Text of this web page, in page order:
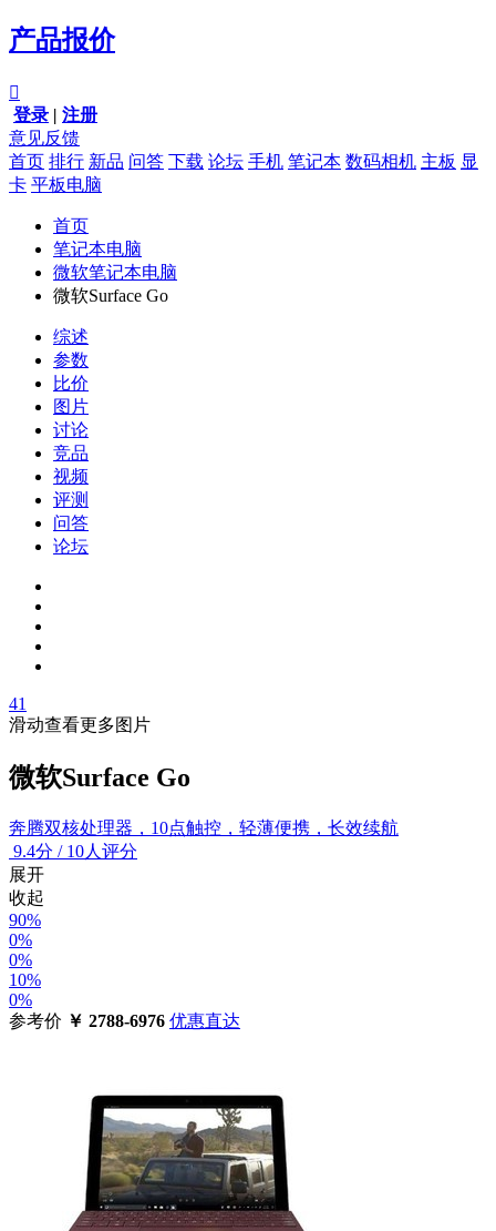
产品报价

登录 | 注册
意见反馈
首页 排行 新品 问答 下载 论坛 手机 笔记本 数码相机 主板 显
卡 平板电脑
首页
笔记本电脑
微软笔记本电脑
微软Surface Go
综述
参数
比价
图片
讨论
竞品
视频
评测
问答
论坛
41
滑动查看更多图片
微软Surface Go
奔腾双核处理器，10点触控，轻薄便携，长效续航
9.4分 / 10人评分
展开
收起
90%
0%
0%
10%
0%
参考价 ￥ 2788-6976 优惠直达